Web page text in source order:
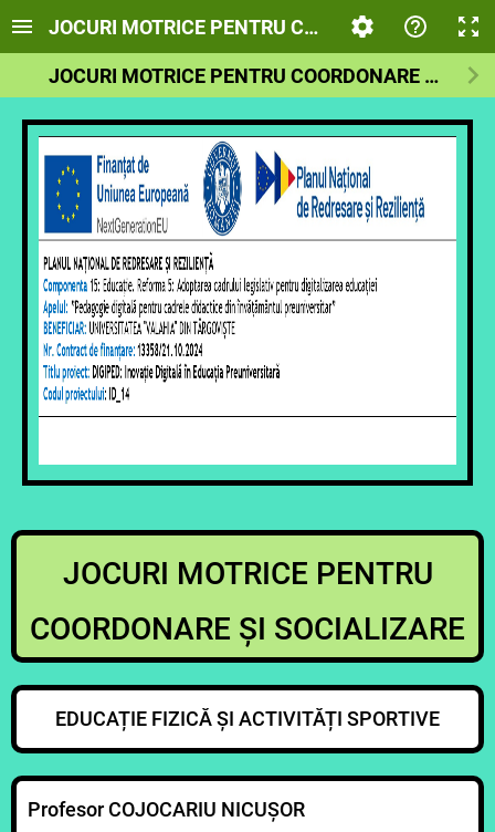
JOCURI MOTRICE PENTRU COORDONARE ȘI
JOCURI MOTRICE PENTRU COORDONARE ȘI SOCIALIZARE
JOCURI MOTRICE PENTRU
COORDONARE ȘI SOCIALIZARE
EDUCAȚIE FIZICĂ ȘI ACTIVITĂȚI SPORTIVE
Profesor COJOCARIU NICUȘOR